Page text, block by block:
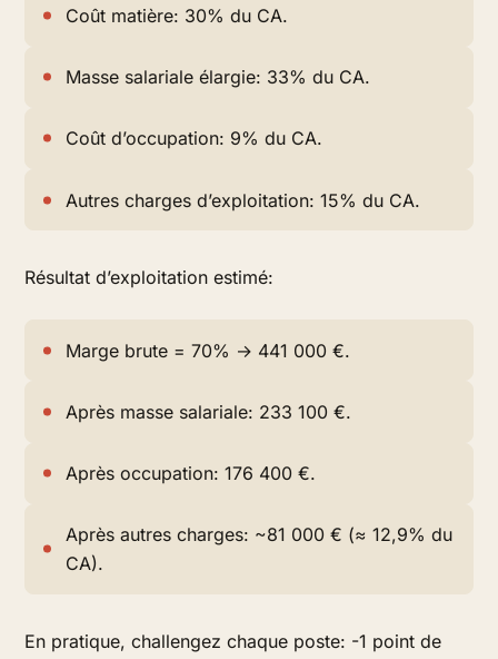
Coût matière: 30% du CA.
Masse salariale élargie: 33% du CA.
Coût d’occupation: 9% du CA.
Autres charges d’exploitation: 15% du CA.
Résultat d’exploitation estimé:
Marge brute = 70% → 441 000 €.
Après masse salariale: 233 100 €.
Après occupation: 176 400 €.
Après autres charges: ~81 000 € (≈ 12,9% du
CA).
En pratique, challengez chaque poste: -1 point de